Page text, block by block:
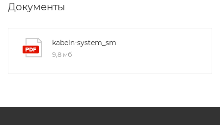
Документы
kabeln-system_sm
9,8 мб